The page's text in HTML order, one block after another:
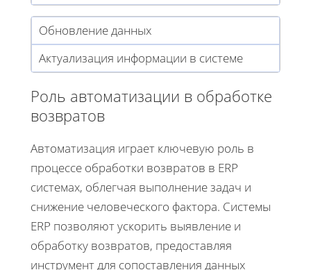
Обновление данных
Актуализация информации в системе
Роль автоматизации в обработке
возвратов
Автоматизация играет ключевую роль в
процессе обработки возвратов в ERP
системах, облегчая выполнение задач и
снижение человеческого фактора. Системы
ERP позволяют ускорить выявление и
обработку возвратов, предоставляя
инструмент для сопоставления данных